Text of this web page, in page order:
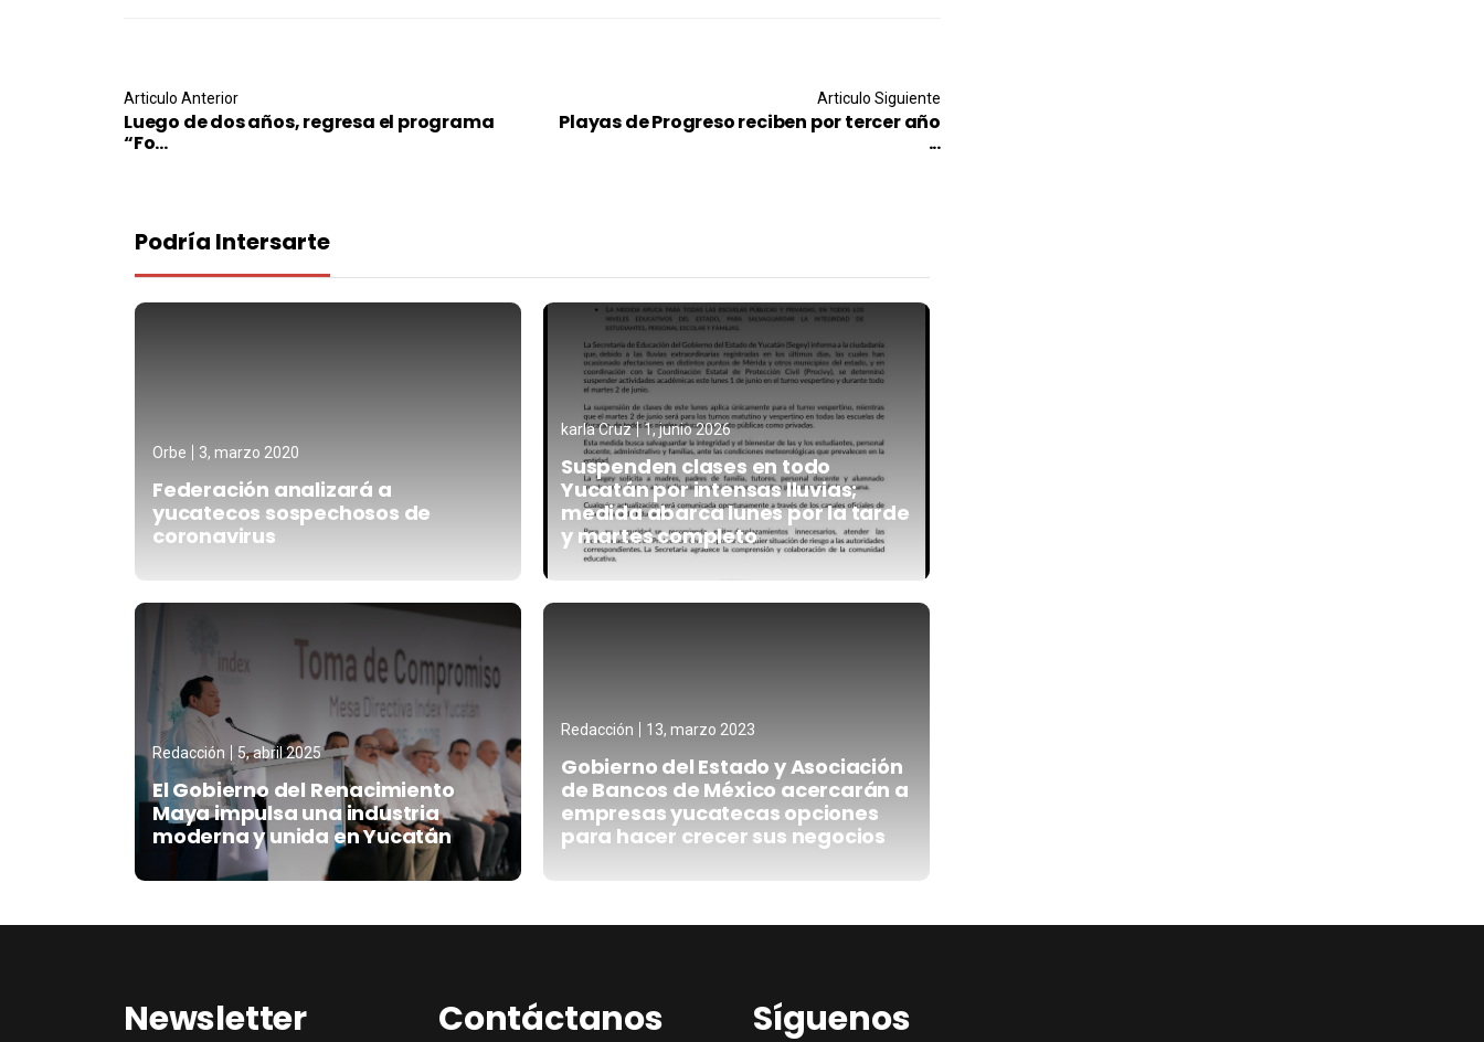
Post navigation
Articulo Anterior
Luego de dos años, regresa el programa
“Fo...
Articulo Siguiente
Playas de Progreso reciben por tercer año
...
Podría Intersarte
Orbe 3, marzo 2020
Federación analizará a
yucatecos sospechosos de
coronavirus
karla Cruz 1, junio 2026
Suspenden clases en todo
Yucatán por intensas lluvias;
medida abarca lunes por la tarde
y martes completo
Redacción 5, abril 2025
El Gobierno del Renacimiento
Maya impulsa una industria
moderna y unida en Yucatán
Redacción 13, marzo 2023
Gobierno del Estado y Asociación
de Bancos de México acercarán a
empresas yucatecas opciones
para hacer crecer sus negocios
Newsletter Contáctanos Síguenos